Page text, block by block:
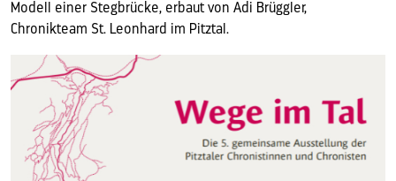
Modell einer Stegbrücke, erbaut von Adi Brüggler,
Chronikteam St. Leonhard im Pitztal.